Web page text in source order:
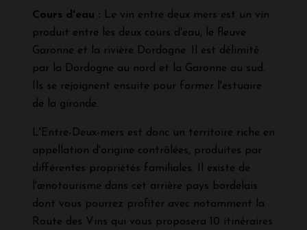
Cours d'eau : Le vin entre deux mers est un vin
produit entre les deux cours d'eau, le fleuve
Garonne et la rivière Dordogne. Il est délimité
par la Dordogne au nord et la Garonne au sud.
Ils se rejoignent ensuite pour former l'estuaire
de la gironde.
L'Entre-Deux-mers est donc un territoire riche en
appellation d'origine contrôlées, produites par
différentes propriétés familiales. Il existe de
l'œnotourisme dans cet arrière pays bordelais
dont vous pourrez profiter avec notamment la
Route des Vins qui vous proposera 10 itinéraires